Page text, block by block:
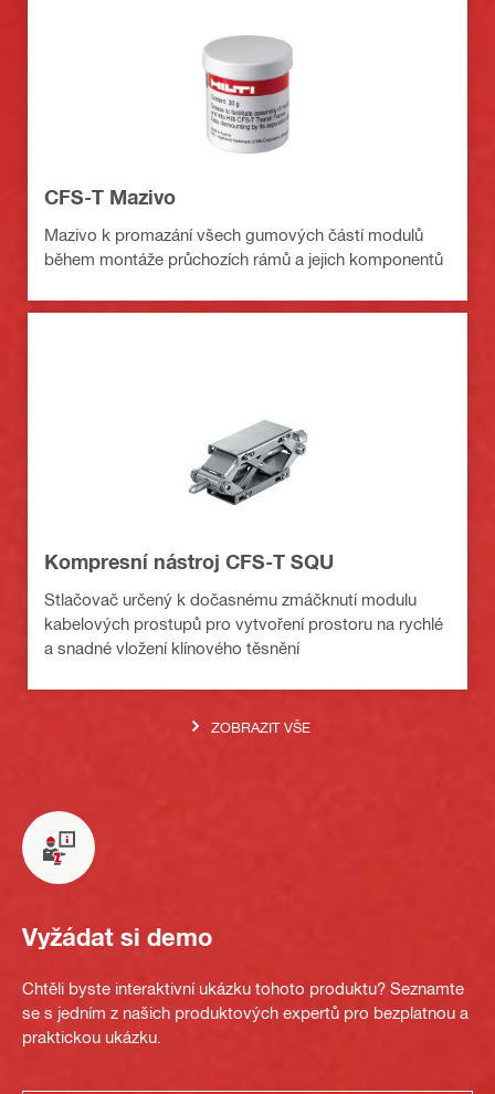
CFS-T Mazivo
Mazivo k promazání všech gumových částí modulů
během montáže průchozích rámů a jejich komponentů
Kompresní nástroj CFS-T SQU
Stlačovač určený k dočasnému zmáčknutí modulu
kabelových prostupů pro vytvoření prostoru na rychlé
a snadné vložení klínového těsnění
ZOBRAZIT VŠE
Vyžádat si demo
Chtěli byste interaktivní ukázku tohoto produktu? Seznamte
se s jedním z našich produktových expertů pro bezplatnou a
praktickou ukázku.